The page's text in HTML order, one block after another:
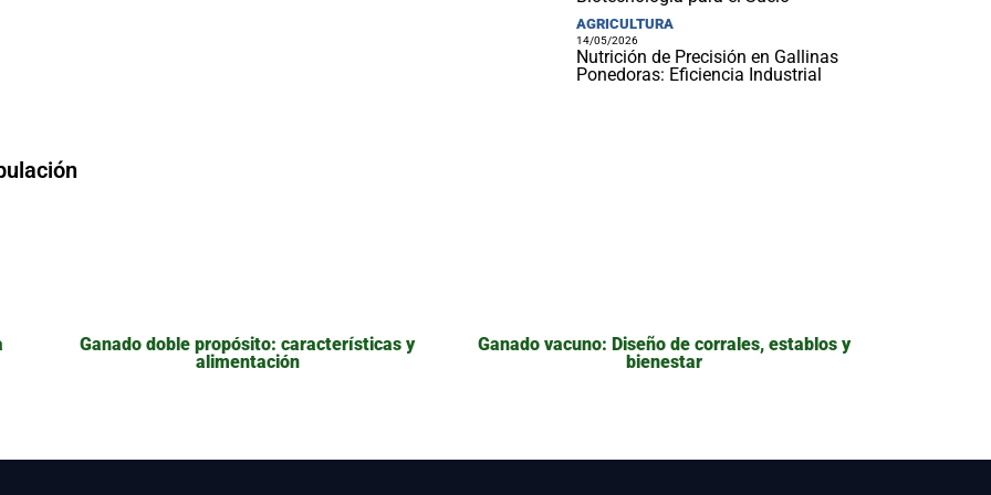
AGRICULTURA
14/05/2026
Nutrición de Precisión en Gallinas
Ponedoras: Eficiencia Industrial
Ganado doble propósito: características y
alimentación
Ganado vacuno: Diseño de corrales, establos y
bienestar